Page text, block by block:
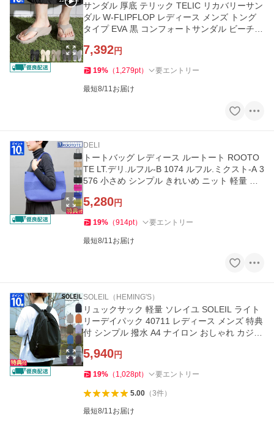
サンダル 厚底 テリック TELIC リカバリーサン
ダル W-FLIPFLOP レディース メンズ トング
タイプ EVA 黒 コンフォートサンダル ビーチ
7,392円
19% （ 1,279pt） 要エントリー
最短8/11お届け
DELI
トートバッグ レディース ルートート ROOTO
TE LT.デリ.ルフル-B 1074 ルフル.ミクスト-A 3
576 小さめ シンプル きれいめ ニット 軽量 自
5,280円
19% （914pt） 要エントリー
最短8/11お届け
SOLEIL（HEMING'S）
リュックサック 軽量 ソレイユ SOLEIL ライト
リーデイパック 40711 レディース メンズ 特典
付 シンプル 撥水 A4 ナイロン おしゃれ カジュ
5,940円
19% （ 1,028pt） 要エントリー
5.00（3件）
最短8/11お届け